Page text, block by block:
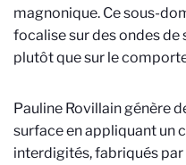
magnonique. Ce sous-
focalise sur des ondes de
plutôt que sur le
Pauline Rovillain génère
surface en appliquant un
interdigités, fabriqués